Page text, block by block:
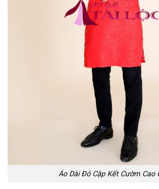
Áo Dài Đỏ Cặp Kết Cườm Cao